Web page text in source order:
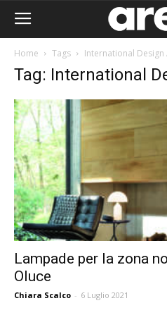
Home Tags International Design
Tag: International
Lampade per la zona
Oluce
Chiara Scalco - 6 Luglio 2021